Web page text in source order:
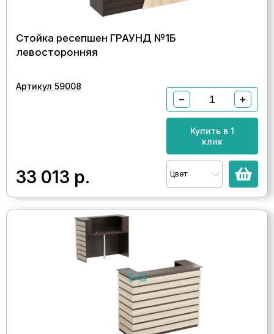
Стойка ресепшен ГРАУНД №1Б
левосторонняя
Артикул 59008
33 013 р.
− +
Купить в 1
клик
Цвет